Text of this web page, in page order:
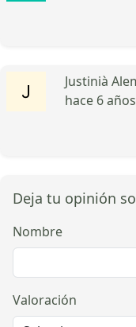
Justinià
hace 6
Deja tu opinión
Nombre
Valoración